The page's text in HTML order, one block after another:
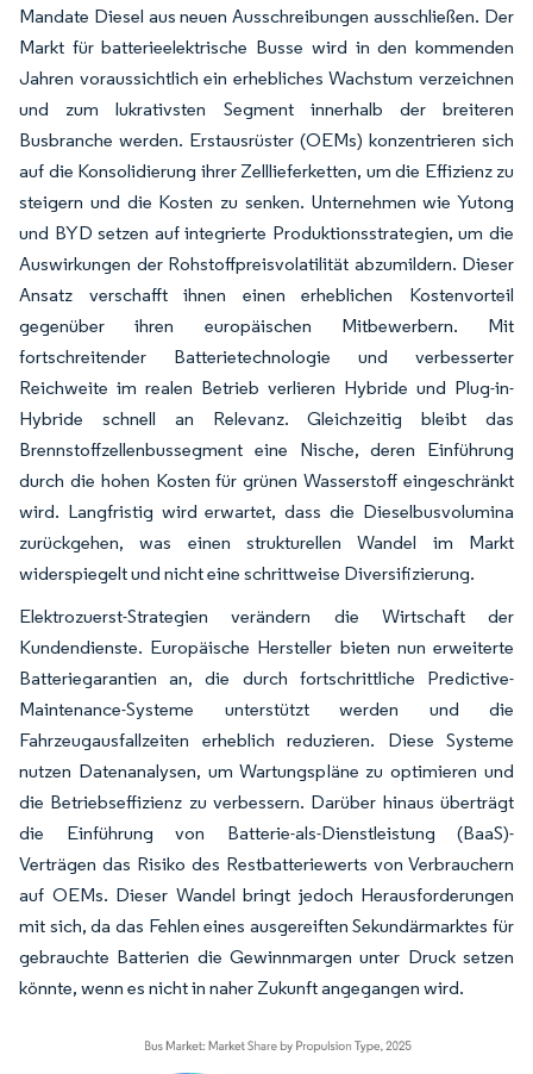
Mandate Diesel aus neuen Ausschreibungen ausschließen. Der
Markt für batterieelektrische Busse wird in den kommenden
Jahren voraussichtlich ein erhebliches Wachstum verzeichnen
und zum lukrativsten Segment innerhalb der breiteren
Busbranche werden. Erstausrüster (OEMs) konzentrieren sich
auf die Konsolidierung ihrer Zelllieferketten, um die Effizienz zu
steigern und die Kosten zu senken. Unternehmen wie Yutong
und BYD setzen auf integrierte Produktionsstrategien, um die
Auswirkungen der Rohstoffpreisvolatilität abzumildern. Dieser
Ansatz verschafft ihnen einen erheblichen Kostenvorteil
gegenüber ihren europäischen Mitbewerbern. Mit
fortschreitender Batterietechnologie und verbesserter
Reichweite im realen Betrieb verlieren Hybride und Plug-in-
Hybride schnell an Relevanz. Gleichzeitig bleibt das
Brennstoffzellenbussegment eine Nische, deren Einführung
durch die hohen Kosten für grünen Wasserstoff eingeschränkt
wird. Langfristig wird erwartet, dass die Dieselbusvolumina
zurückgehen, was einen strukturellen Wandel im Markt
widerspiegelt und nicht eine schrittweise Diversifizierung.
Elektrozuerst-Strategien verändern die Wirtschaft der
Kundendienste. Europäische Hersteller bieten nun erweiterte
Batteriegarantien an, die durch fortschrittliche Predictive-
Maintenance-Systeme unterstützt werden und die
Fahrzeugausfallzeiten erheblich reduzieren. Diese Systeme
nutzen Datenanalysen, um Wartungspläne zu optimieren und
die Betriebseffizienz zu verbessern. Darüber hinaus überträgt
die Einführung von Batterie-als-Dienstleistung (BaaS)-
Verträgen das Risiko des Restbatteriewerts von Verbrauchern
auf OEMs. Dieser Wandel bringt jedoch Herausforderungen
mit sich, da das Fehlen eines ausgereiften Sekundärmarktes für
gebrauchte Batterien die Gewinnmargen unter Druck setzen
könnte, wenn es nicht in naher Zukunft angegangen wird.